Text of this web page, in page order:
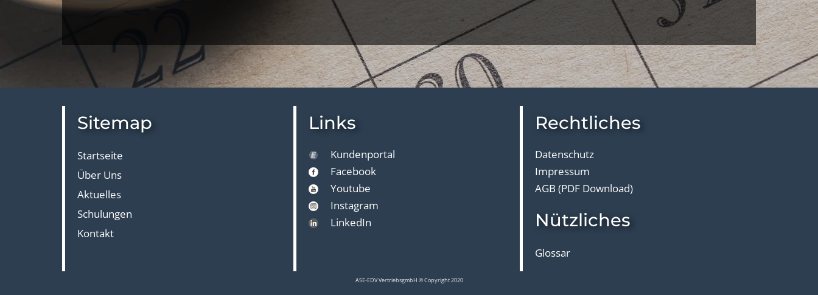
Sitemap
Startseite
Über Uns
Aktuelles
Schulungen
Kontakt
Links
Kundenportal
Facebook
Youtube
Instagram
LinkedIn
Rechtliches
Datenschutz
Impressum
AGB (PDF Download)
Nützliches
Glossar
ASE-EDV VertriebsgmbH © Copyright 2020